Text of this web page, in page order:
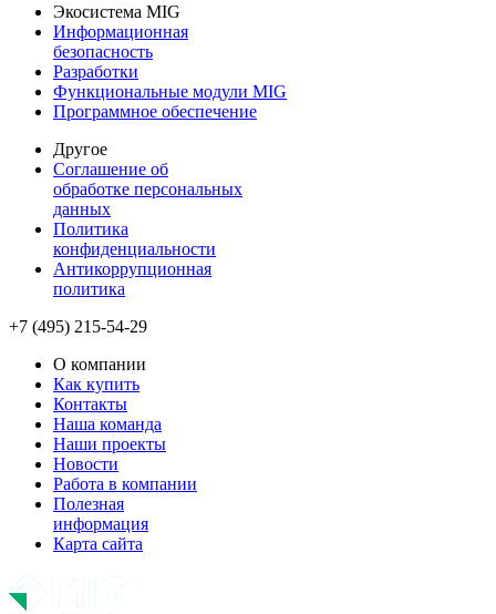
Экосистема MIG
Информационная
безопасность
Разработки
Функциональные модули MIG
Программное обеспечение
Другое
Соглашение об
обработке персональных
данных
Политика
конфиденциальности
Антикоррупционная
политика
+7 (495) 215-54-29
О компании
Как купить
Контакты
Наша команда
Наши проекты
Новости
Работа в компании
Полезная
информация
Карта сайта